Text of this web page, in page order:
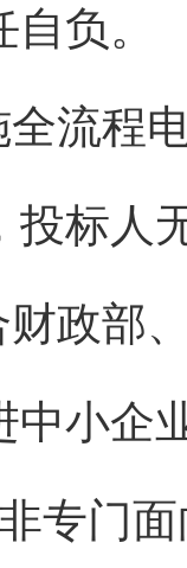
负。
流程
投标人
政部
中小
专门